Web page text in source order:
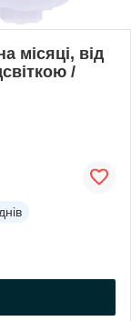
місяці, від
/